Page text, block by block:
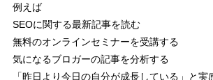
例えば
SEOに関する最新記事を読む
無料のオンラインセミナーを受講する
気になるブロガーの記事を分析する
「昨日より今日の自分が成長している」と実